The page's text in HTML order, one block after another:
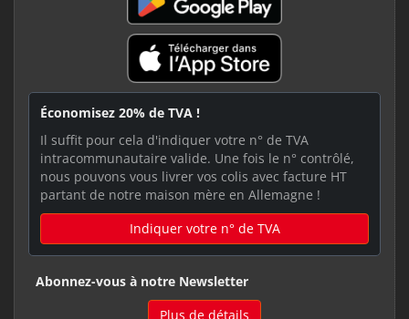
Économisez 20% de TVA !
Il suffit pour cela d'indiquer votre n° de TVA
intracommunautaire valide. Une fois le n° contrôlé,
nous pouvons vous livrer vos colis avec facture HT
partant de notre maison mère en Allemagne !
Indiquer votre n° de TVA
Abonnez-vous à notre Newsletter
Plus de détails